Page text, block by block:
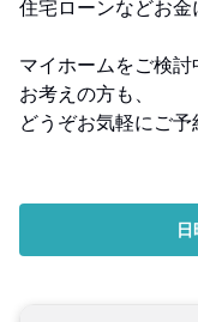
住宅ローンなどお金
マイホームをご検
お考えの方も、
どうぞお気軽にご